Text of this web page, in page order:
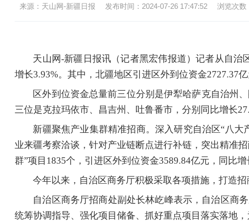
来源：天山网-新疆日报 发布时间：2024-07-26 17:47:52 浏览次数
天山网-新疆日报讯（记者黑宏伟报道）记者从自治
增长3.93%。其中，北疆地区引进区外到位资金2727.37
区外到位资金总量前三位分别是伊犁哈萨克自治州
三位是克拉玛依市、昌吉州、吐鲁番市，分别同比增长
新疆聚焦产业集群精准招商。深入研究自治区“八大
业来疆考察洽谈，针对产业链断点进行补链，突出精准
群”项目1835个，引进区外到位资金3589.84亿元，同比增
今年以来，自治区商务厅积极采取各项措施，打造
自治区商务厅招商处副处长林屹峰表示，自治区商
统筹协调指导、强化项目储备、抓好重点项目落实落地